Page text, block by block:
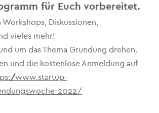
für Euch vorbereitet.
Diskussionen,
vieles mehr!
um das Thema Gründung drehen.
und die kostenlose Anmeldung auf
www.startup-
2022/